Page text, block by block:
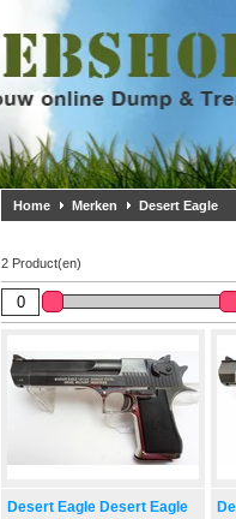
Home Merken Desert Eagle
2 Product(en)
Desert Eagle Desert Eagle